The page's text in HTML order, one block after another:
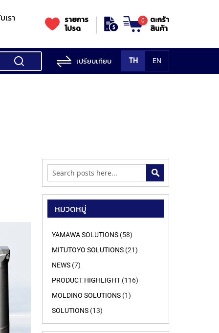
Testing
MITUTOYO
เรา
รายการ
โปรด
ตะกร้า
สินค้า
0
เปรียบเทียบ TH EN
ค้นหา
หมวดหมู่
YAMAWA SOLUTIONS (58)
MITUTOYO SOLUTIONS (21)
NEWS (7)
PRODUCT HIGHLIGHT (116)
MOLDINO SOLUTIONS (1)
SOLUTIONS (13)